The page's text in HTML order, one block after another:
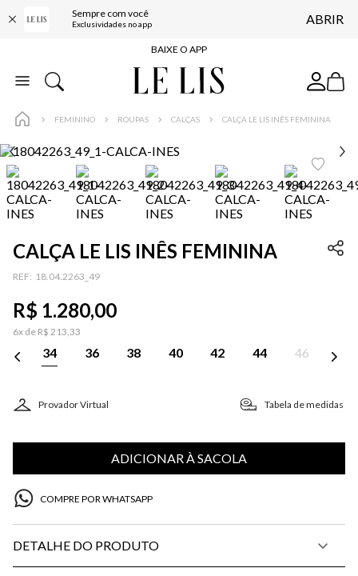
Sempre com você
Exclusividades no app ABRIR
BAIXE O APP
10% OFF NA PRIMEIRA COMPRA*
COMPRE ONLINE E RETIRE EM LOJA*
BAIXE O APP
10% OFF NA PRIMEIRA COMPRA*
FEMININO ROUPAS CALÇAS CALÇA LE LIS INÊS FEMININA
CALÇA LE LIS INÊS FEMININA
: 18.04.2263_49
R$ 1.280,00
6x de R$ 213,33
34 36 38 40 42 44 46
Provador Virtual Tabela de medidas
ADICIONAR À SACOLA
COMPRE POR WHATSAPP
DETALHE DO PRODUTO